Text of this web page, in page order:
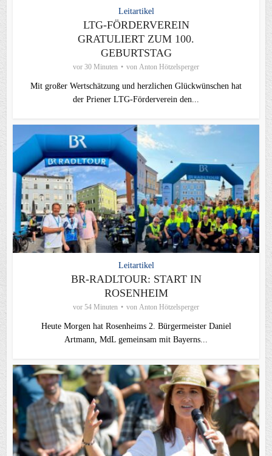
Leitartikel
LTG-FÖRDERVEREIN
GRATULIERT ZUM 100.
GEBURTSTAG
vor 30 Minuten von Anton Hötzelsperger
Mit großer Wertschätzung und herzlichen Glückwünschen hat
der Priener LTG‑Förderverein den...
Leitartikel
BR-RADLTOUR: START IN
ROSENHEIM
vor 54 Minuten von Anton Hötzelsperger
Heute Morgen hat Rosenheims 2. Bürgermeister Daniel
Artmann, MdL gemeinsam mit Bayerns...